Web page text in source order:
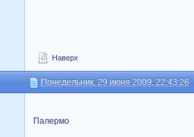
Наверх
Понедельник, 29 июня 2009, 22:43:26
Палермо